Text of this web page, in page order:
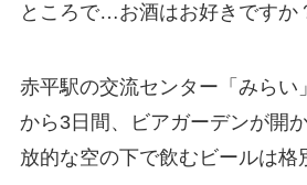
ところで…お酒はお好きですか
赤平駅の交流センター「みらい
から3日間、ビアガーデンが開
放的な空の下で飲むビールは格